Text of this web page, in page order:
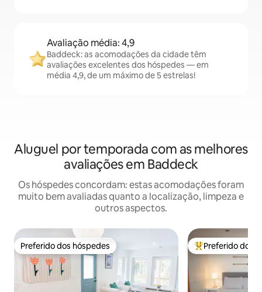
Avaliação média: 4,9
Baddeck: as acomodações da cidade têm
avaliações excelentes dos hóspedes — em
média 4,9, de um máximo de 5 estrelas!
Aluguel por temporada com as melhores
avaliações em Baddeck
Os hóspedes concordam: estas acomodações foram
muito bem avaliadas quanto a localização, limpeza e
outros aspectos.
Preferido dos hóspedes
Preferido dos hóspedes Entre os
Preferido dos